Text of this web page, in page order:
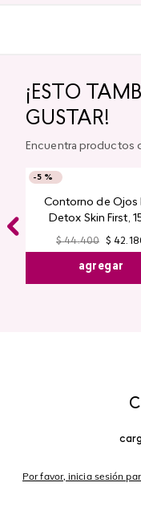
GUSTAR!
Encuentra productos
-5 %
Contorno de Ojos
Detox Skin First,
agregar